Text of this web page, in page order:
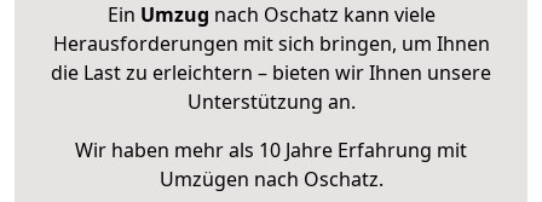
Ein Umzug nach Oschatz kann viele
Herausforderungen mit sich bringen, um Ihnen
die Last zu erleichtern – bieten wir Ihnen unsere
Unterstützung an.
Wir haben mehr als 10 Jahre Erfahrung mit
Umzügen nach Oschatz.